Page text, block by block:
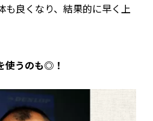
も良くなり、結果的に早く上
使うのも◎！